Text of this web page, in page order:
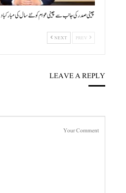
چینی صدر کی جانب سے چینی عوام کو نئے سال کی مبارکباد
NEXT
LEAVE A REPLY